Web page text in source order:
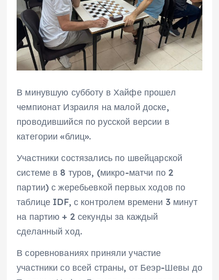
В минувшую субботу в Хайфе прошел
чемпионат Израиля на малой доске,
проводившийся по русской версии в
категории «блиц».
Участники состязались по швейцарской
системе в 8 туров, (микро-матчи по 2
партии) с жеребьевкой первых ходов по
таблице IDF, с контролем времени 3 минут
на партию + 2 секунды за каждый
сделанный ход.
В соревнованиях приняли участие
участники со всей страны, от Беэр-Шевы до